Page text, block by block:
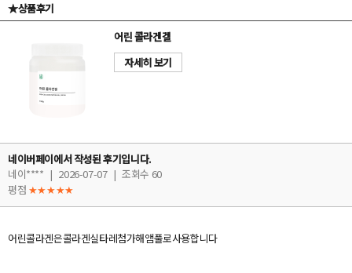
★상품후기
어린 콜라겐겔
자세히 보기
네이버페이에서 작성된 후기입니다.
네이**** | 2026-07-07 | 조회수 60
평점 ★★★★★
어린콜라겐은콜라겐실타레첨가해앰풀로사용합니다